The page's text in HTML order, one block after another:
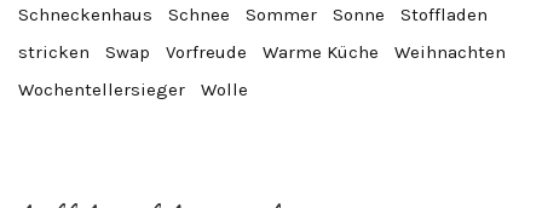
Schneckenhaus
Schnee Sommer Sonne
Stoffladen
stricken
Swap Vorfreude Warme Küche
Weihnachten
Wochentellersieger
Wolle